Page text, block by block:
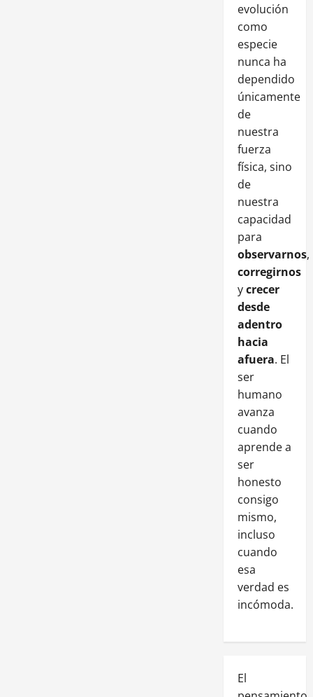
evolución
como
especie
nunca ha
dependido
únicamente
de
nuestra
fuerza
física, sino
de
nuestra
capacidad
para
observarnos,
corregirnos
ycrecer
desde
adentro
hacia
afuera. El
ser
humano
avanza
cuando
aprende a
ser
honesto
consigo
mismo,
incluso
cuando
esa
verdad es
incómoda.
El